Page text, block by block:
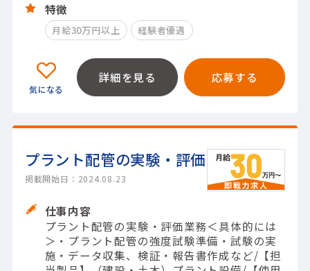
特徴
月給30万円以上 経験者優遇
詳細を見る 応募する
プラント配管の実験・評価
掲載開始日：2024.08.23
仕事内容
プラント配管の実験・評価業務＜具体的には
＞・プラント配管の強度試験準備・試験の実
施・データ収集、検証・報告書作成など/【担